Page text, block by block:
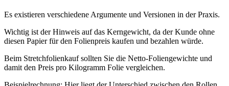
Es existieren verschiedene Argumente und Versionen in der Praxis.
Wichtig ist der Hinweis auf das Kerngewicht, da der Kunde ohne
diesen Papier für den Folienpreis kaufen und bezahlen würde.
Beim Stretchfolienkauf sollten Sie die Netto-Foliengewichte und
damit den Preis pro Kilogramm Folie vergleichen.